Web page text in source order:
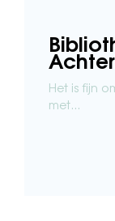
Het is fijn
met...